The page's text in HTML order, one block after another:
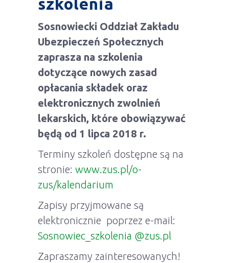
szkolenia
Sosnowiecki Oddział Zakładu
Ubezpieczeń Społecznych
zaprasza na szkolenia
dotyczące nowych zasad
opłacania składek oraz
elektronicznych zwolnień
lekarskich, które obowiązywać
będą od 1 lipca 2018 r.
Terminy szkoleń dostępne są na
stronie: www.zus.pl/o-
zus/kalendarium
Zapisy przyjmowane są
elektronicznie poprzez e-mail:
Sosnowiec_szkolenia @zus.pl
Zapraszamy zainteresowanych!